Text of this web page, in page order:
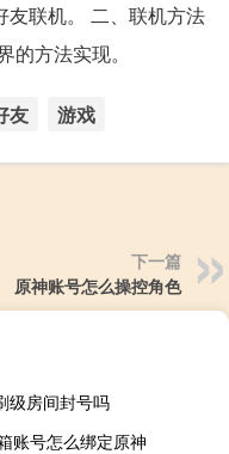
友联机。 二、联机方法
方法实现。
友 游戏
下一篇
原神账号怎么操控角色
级房间封号吗
账号怎么绑定原神